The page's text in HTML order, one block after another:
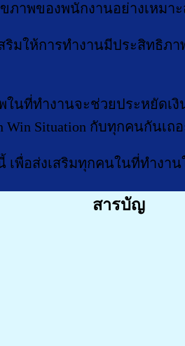
ภาพของพนักงานอย่างเหมา
ริมให้การทำงานมีประสิทธิ
นที่ทำงานจะช่วยประหยัด
Situation กับทุกคนกันเถ
เพื่อส่งเสริมทุกคนในที่ทำง
สารบัญ